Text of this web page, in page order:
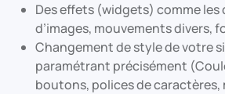
Des effets (widgets) comme les
d’images, mouvements divers,
Changement de style de votre
paramétrant précisément
boutons, polices de caractères,